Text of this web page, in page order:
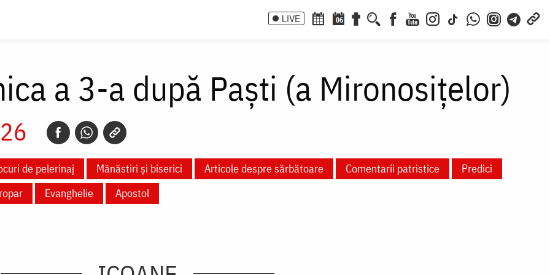
LIVE 06
a 3-a după Paști (a Mironosițelor)
de pelerinaj Mănăstiri și biserici Articole despre sărbătoare Comentarii patristice
Predici
Evanghelie Apostol